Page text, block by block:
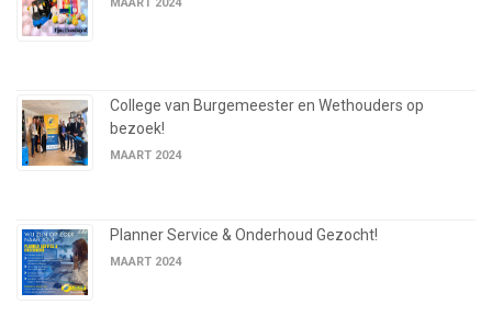
College van Burgemeester en Wethouders op
bezoek!
MAART 2024
Planner Service & Onderhoud Gezocht!
MAART 2024